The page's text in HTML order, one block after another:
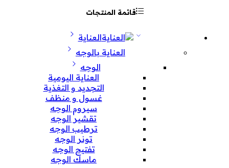
قائمة المنتجات
العناية
العناية بالوجه
الوجه
العناية اليومية
التجديد و التغذية
غسول و منظف
سيروم الوجه
تقشير الوجه
ترطيب الوجه
تونر الوجه
تفتيح الوجه
ماسك الوجه